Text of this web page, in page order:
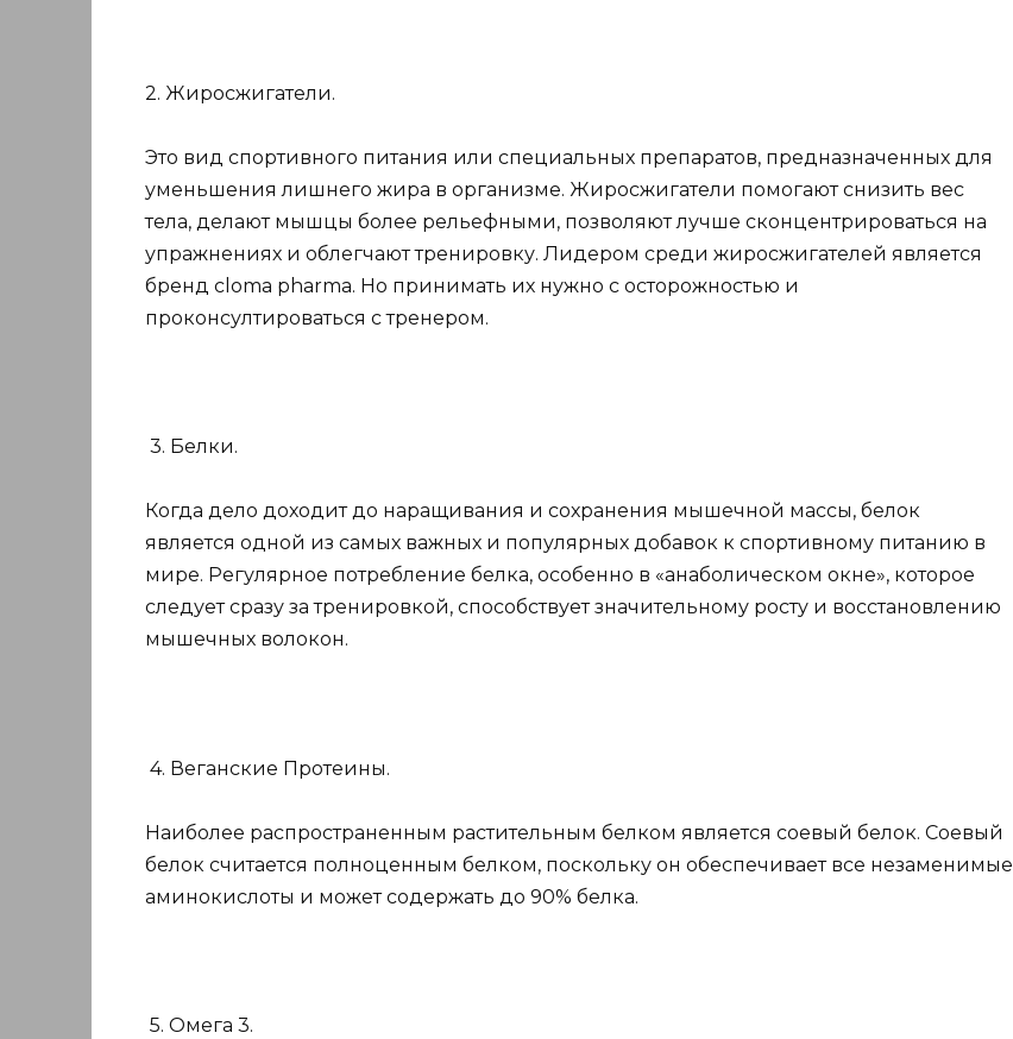
2. Жиросжигатели.
Это вид спортивного питания или специальных препаратов, предназначенных для
уменьшения лишнего жира в организме. Жиросжигатели помогают снизить вес
тела, делают мышцы более рельефными, позволяют лучше сконцентрироваться на
упражнениях и облегчают тренировку. Лидером среди жиросжигателей является
бренд cloma pharma. Но принимать их нужно с осторожностью и
проконсултироваться с тренером.
3. Белки.
Когда дело доходит до наращивания и сохранения мышечной массы, белок
является одной из самых важных и популярных добавок к спортивному питанию в
мире. Регулярное потребление белка, особенно в «анаболическом окне», которое
следует сразу за тренировкой, способствует значительному росту и восстановлению
мышечных волокон.
4. Веганские Протеины.
Наиболее распространенным растительным белком является соевый белок. Соевый
белок считается полноценным белком, поскольку он обеспечивает все незаменимые
аминокислоты и может содержать до 90% белка.
5. Омега 3.